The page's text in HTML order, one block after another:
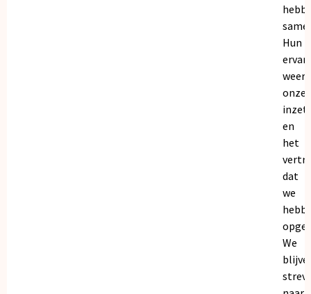
Hun
onze
inzet
en
het
dat
we
We